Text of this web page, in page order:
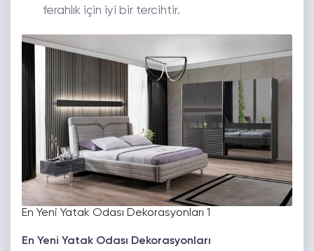
ferahlık için iyi bir tercihtir.
En Yeni Yatak Odası Dekorasyonları 1
En Yeni Yatak Odası Dekorasyonları